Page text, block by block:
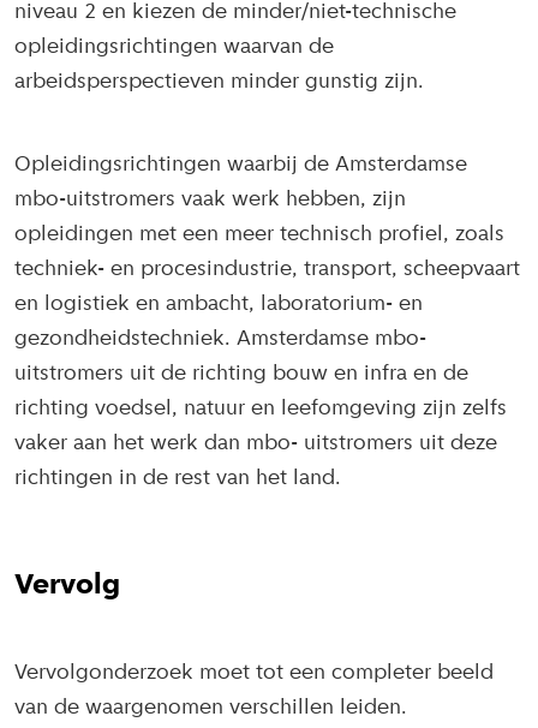
niveau 2 en kiezen de minder/niet-technische
opleidingsrichtingen waarvan de
arbeidsperspectieven minder gunstig zijn.
Opleidingsrichtingen waarbij de Amsterdamse
mbo-uitstromers vaak werk hebben, zijn
opleidingen met een meer technisch profiel, zoals
techniek- en procesindustrie, transport, scheepvaart
en logistiek en ambacht, laboratorium- en
gezondheidstechniek. Amsterdamse mbo-
uitstromers uit de richting bouw en infra en de
richting voedsel, natuur en leefomgeving zijn zelfs
vaker aan het werk dan mbo- uitstromers uit deze
richtingen in de rest van het land.
Vervolg
Vervolgonderzoek moet tot een completer beeld
van de waargenomen verschillen leiden.